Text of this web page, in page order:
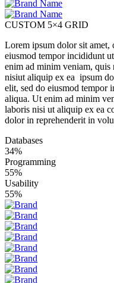
CUSTOM 5×4 GRID
Lorem ipsum dolor sit amet,
eiusmod tempor incididunt
enim ad minim veniam,
nisiut aliquip ex ea ipsum
elit, sed do eiusmod tempor
aliqua. Ut enim ad minim
laboris nisi ut aliquip ex ea
dolor in reprehenderit in
Databases
34%
Programming
55%
Usability
55%